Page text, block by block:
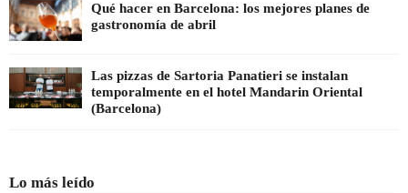
Qué hacer en Barcelona: los mejores planes de
gastronomía de abril
Las pizzas de Sartoria Panatieri se instalan
temporalmente en el hotel Mandarin Oriental
(Barcelona)
Lo más leído